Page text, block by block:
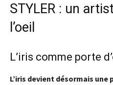
STYLER : un
l’oeil
L’iris comme porte
L’iris devient désormais une